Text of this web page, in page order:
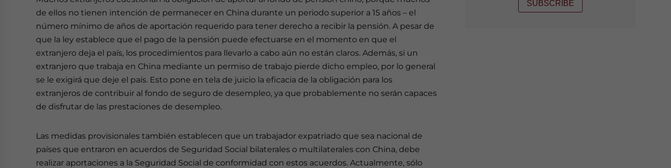
de ellos no tienen intención de permanecer en China durante un periodo superior a 15 años – el
número mínimo de años de aportación requerido para tener derecho a recibir la pensión. A pesar de
que la ley establece que el pago de la pensión puede efectuarse en el momento en que el
extranjero deja el país, los procedimientos para llevarlo a cabo aún no están claros. Además, si un
extranjero que trabaja en China mediante un permiso de trabajo pierde dicho empleo, por lo general
se le exigirá que deje el país. Esto pone en tela de juicio la eficacia de la obligación para los
extranjeros de contribuir al fondo de seguro de desempleo, ya que probablemente no serán capaces
de disfrutar de las prestaciones de desempleo.
Las medidas provisionales también establecen que un trabajador expatriado que sea nacional de
países que entraron en acuerdos de Seguridad Social bilaterales o multilaterales con China, debe
realizar aportaciones a la Seguridad Social de conformidad con estos acuerdos. Actualmente, sólo
SUBSCRIBE